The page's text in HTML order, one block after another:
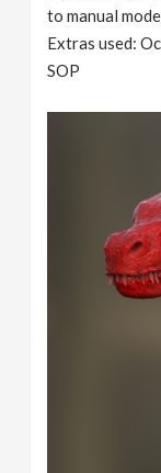
to manual
Extras used:
SOP